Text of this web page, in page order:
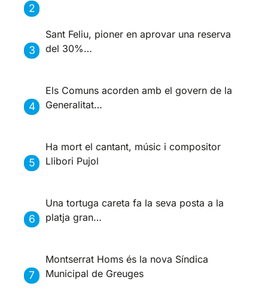
Sant Feliu, pioner en aprovar una reserva
del 30%…
Els Comuns acorden amb el govern de la
Generalitat…
Ha mort el cantant, músic i compositor
Llibori Pujol
Una tortuga careta fa la seva posta a la
platja gran…
Montserrat Homs és la nova Síndica
Municipal de Greuges